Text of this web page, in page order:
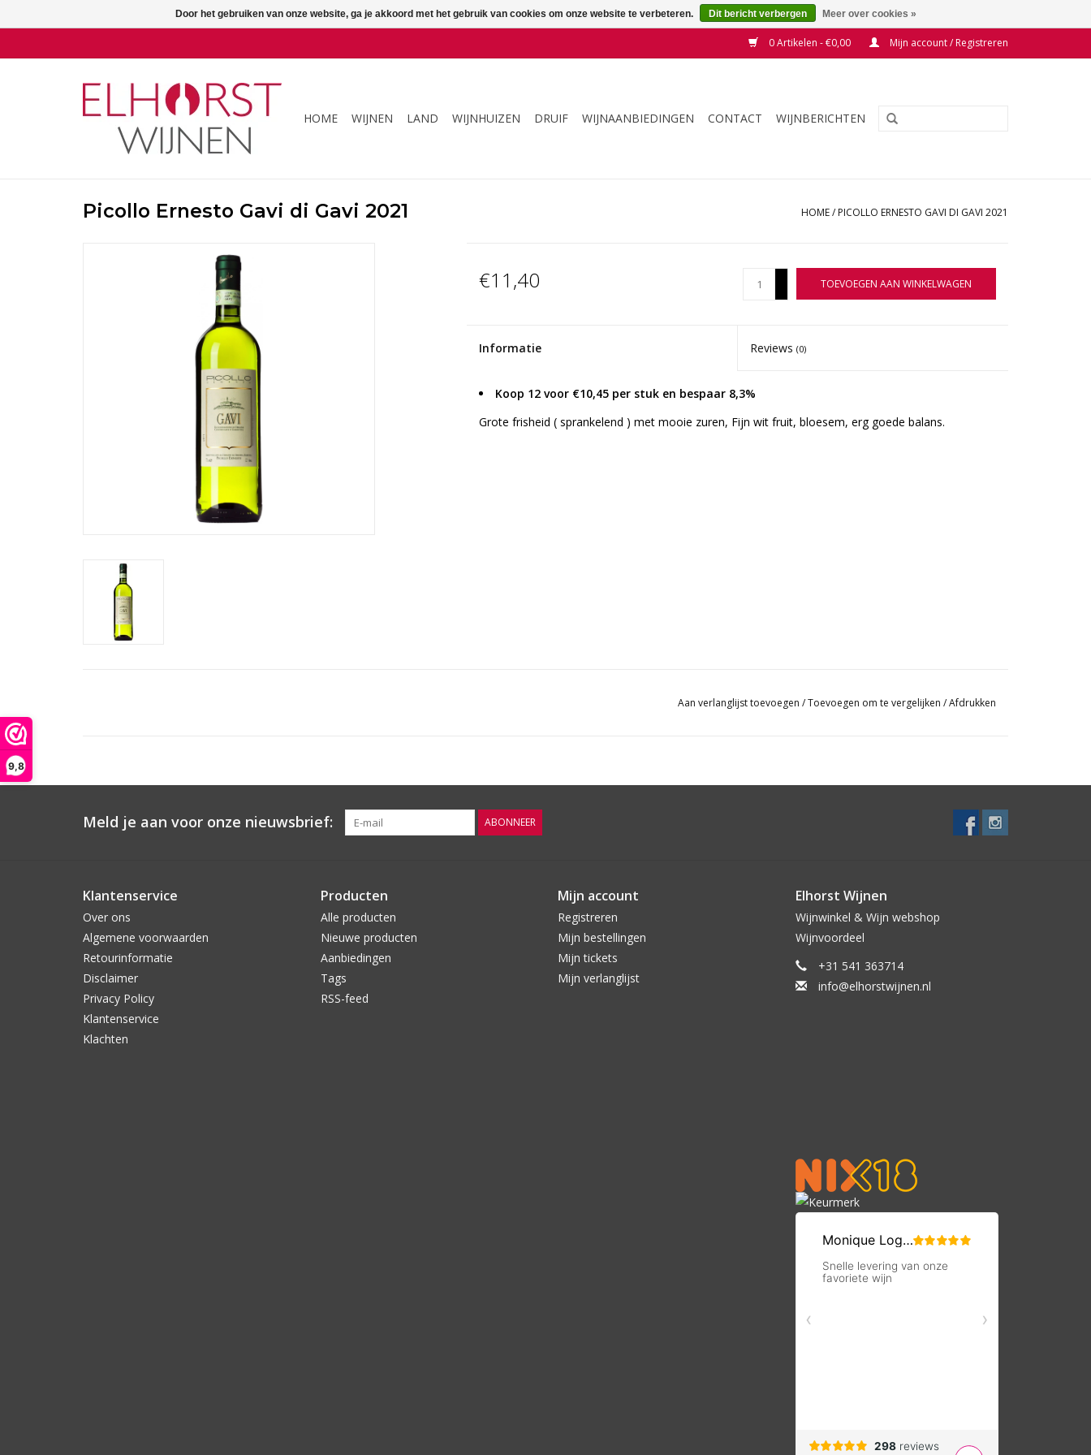
9,8
0 Artikelen - €0,00 Mijn account / Registreren
HOME WIJNEN LAND WIJNHUIZEN DRUIF WIJNAANBIEDINGEN CONTACT WIJNBERICHTEN
Picollo Ernesto Gavi di Gavi 2021 HOME/ PICOLLO ERNESTO GAVI DI GAVI 2021
€11,40 TOEVOEGEN AAN WINKELWAGEN
Informatie Reviews(0)
Koop 12 voor €10,45 per stuk en bespaar 8,3%
Grote frisheid ( sprankelend ) met mooie zuren, Fijn wit fruit, bloesem, erg goede balans.
Aan verlanglijst toevoegen /Toevoegen om te vergelijken /Afdrukken
Meld je aan voor onze nieuwsbrief: ABONNEER
Klantenservice
Over ons
Algemene voorwaarden
Retourinformatie
Disclaimer
Privacy Policy
Klantenservice
Klachten
Producten
Alle producten
Nieuwe producten
Aanbiedingen
Tags
RSS-feed
Mijn account
Registreren
Mijn bestellingen
Mijn tickets
Mijn verlanglijst
Elhorst Wijnen
Wijnwinkel & Wijn webshop
Wijnvoordeel
+31 541 363714
info@elhorstwijnen.nl
Door het gebruiken van onze website, ga je akkoord met het gebruik van cookies om onze website te verbeteren. Dit bericht verbergen Meer over cookies »